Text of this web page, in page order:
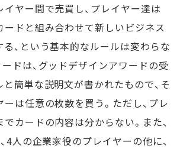
ヤー間で売買し、プレイヤー達は
ードと組み合わせて新しいビジネス
、という基本的なルールは変わらな
ドは、グッドデザインアワードの受
簡単な説明文が書かれたもので、そ
は任意の枚数を買う。ただし、プレ
カードの内容は分からない。また、
4人の企業家役のプレイヤーの他に、